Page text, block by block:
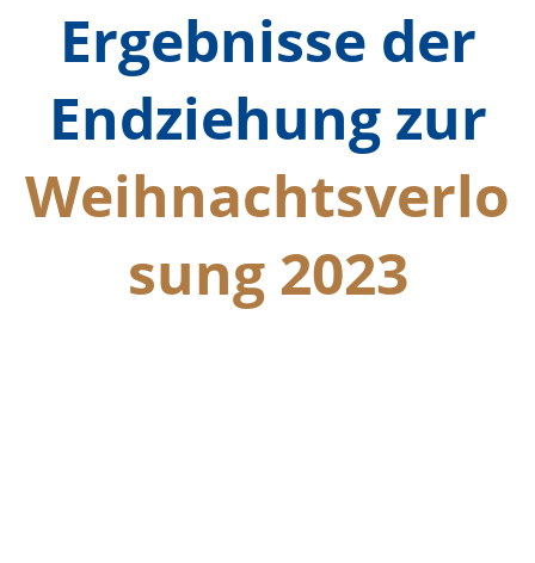
Ergebnisse der
Endziehung zur
Weihnachtsverlo
sung 2023